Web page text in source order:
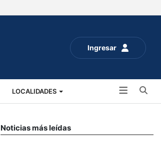
Ingresar
LOCALIDADES
Noticias más leídas